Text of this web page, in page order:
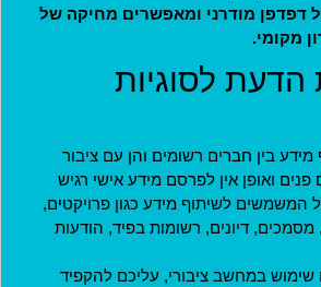
דפדפן מודרני ומאפשרים מחיקה של
מקומי.
לסוגיות
בין חברים רשומים והן עם ציבור
ואופן אין לפרסם מידע אישי רגיש
המשמשים לשיתוף מידע כגון פרויקטים,
מסמכים, דיונים, רשומות בפיד, הודעות
במחשב ציבורי, עליכם להקפיד
יכולים להתעלם משדה זה.